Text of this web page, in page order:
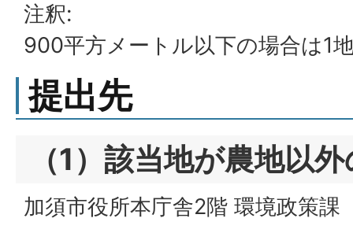
注釈:
900平方メートル以下の場合は1
提出先
（1）該当地が農地以
加須市役所本庁舎2階 環境政策課